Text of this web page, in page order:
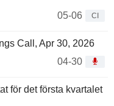
05-06
CI
Call, Apr 30, 2026
04-30
för det första kvartalet